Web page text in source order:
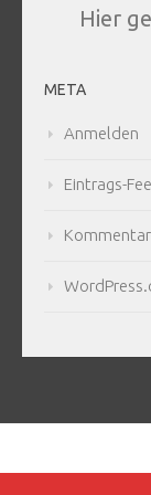
Hier
META
Anmelden
Eintrags-